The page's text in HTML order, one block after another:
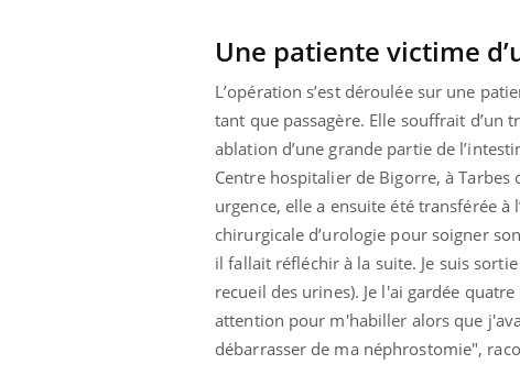
Une patiente victime
L’opération s’est déroulée sur une
tant que passagère. Elle souffrait
ablation d’une grande partie de
Centre hospitalier de Bigorre, à
urgence, elle a ensuite été transférée
chirurgicale d’urologie pour soigner
il fallait réfléchir à la suite. Je suis
recueil des urines). Je l'ai gardée
attention pour m'habiller alors que
débarrasser de ma néphrostomie",